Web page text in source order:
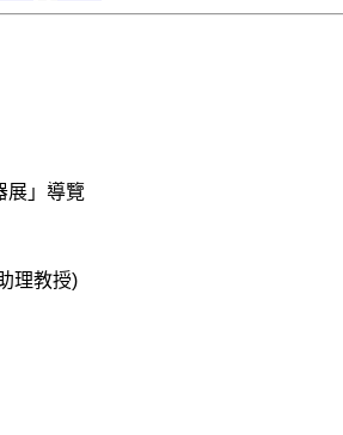
展」導覽
理教授)